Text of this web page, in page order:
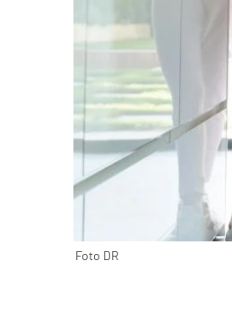
Foto DR